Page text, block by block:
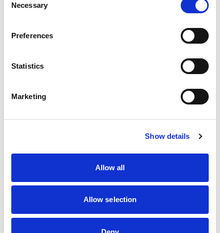
Selection
Necessary
Preferences
Statistics
Marketing
Show details
Allow all
Allow selection
Bliv partner